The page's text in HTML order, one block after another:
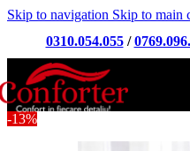
Skip to navigation Skip to main
0310.054.055/
-13%